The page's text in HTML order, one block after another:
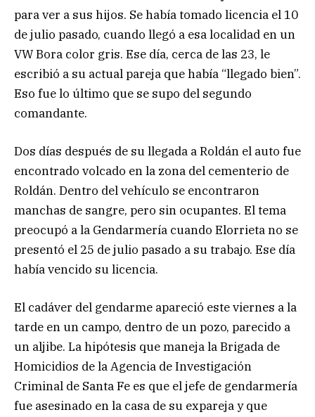
para ver a sus hijos. Se había tomado licencia el 10
de julio pasado, cuando llegó a esa localidad en un
VW Bora color gris. Ese día, cerca de las 23, le
escribió a su actual pareja que había “llegado bien”.
Eso fue lo último que se supo del segundo
comandante.
Dos días después de su llegada a Roldán el auto fue
encontrado volcado en la zona del cementerio de
Roldán. Dentro del vehículo se encontraron
manchas de sangre, pero sin ocupantes. El tema
preocupó a la Gendarmería cuando Elorrieta no se
presentó el 25 de julio pasado a su trabajo. Ese día
había vencido su licencia.
El cadáver del gendarme apareció este viernes a la
tarde en un campo, dentro de un pozo, parecido a
un aljibe. La hipótesis que maneja la Brigada de
Homicidios de la Agencia de Investigación
Criminal de Santa Fe es que el jefe de gendarmería
fue asesinado en la casa de su expareja y que